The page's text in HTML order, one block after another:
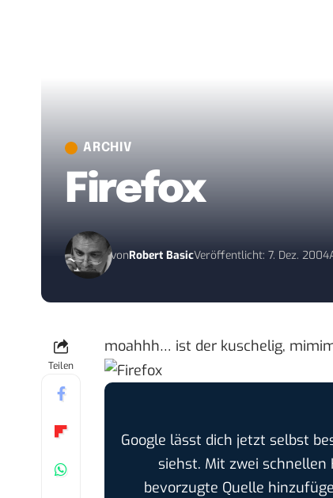
ARCHIV
Firefox
vonRobert BasicVeröffentlicht: 7. Dez. 2004
Teilen
moahhh… ist der kuschelig,
Google lässt dich jetzt selbst
siehst. Mit zwei schnellen
bevorzugte Quelle